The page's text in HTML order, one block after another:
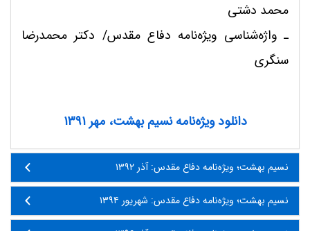
محمد دشتی
ـواژه‌شناسی ویژه‌نامه دفاع مقدس/ دکتر محمدرضا
سنگری
دانلود ویژه‌نامه نسیم بهشت، مهر ۱۳۹۱
نسیم بهشت؛ ویژه‌نامه دفاع مقدس: آذر ۱۳۹۲
نسیم بهشت؛ ویژه‌نامه دفاع مقدس: شهریور ۱۳۹۴